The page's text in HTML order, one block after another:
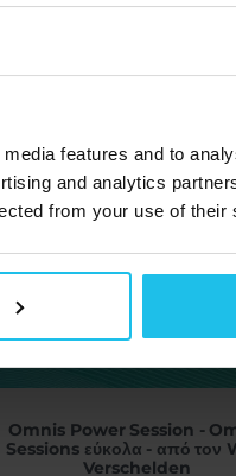
features and to
and analytics
from your use of their
Omnis Power Session -
Sessions εύκολα - από τον
Verschelden